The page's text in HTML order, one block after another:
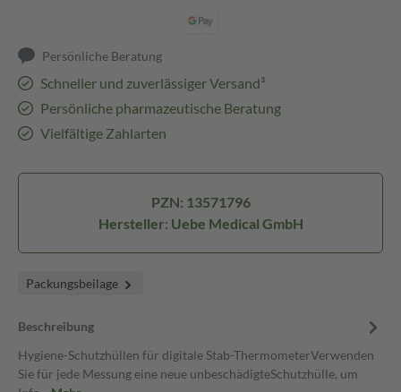
Persönliche Beratung
Schneller und zuverlässiger Versand³
Persönliche pharmazeutische Beratung
Vielfältige Zahlarten
PZN: 13571796
Hersteller: Uebe Medical GmbH
Packungsbeilage
Beschreibung
Hygiene-Schutzhüllen für digitale Stab-ThermometerVerwenden
Sie für jede Messung eine neue unbeschädigteSchutzhülle, um